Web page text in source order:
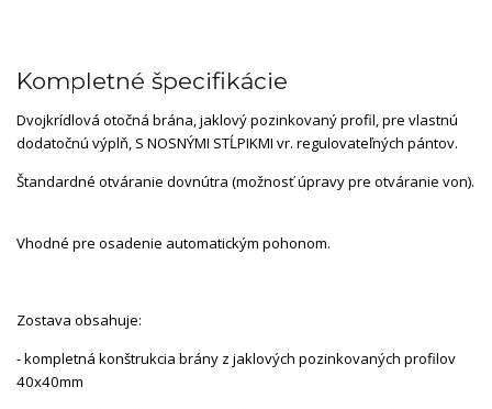
Kompletné špecifikácie
Dvojkrídlová otočná brána, jaklový pozinkovaný profil, pre vlastnú
dodatočnú výplň, S NOSNÝMI STĹPIKMI vr. regulovateľných pántov.
Štandardné otváranie dovnútra (možnosť úpravy pre otváranie von).
Vhodné pre osadenie automatickým pohonom.
Zostava obsahuje:
- kompletná konštrukcia brány z jaklových pozinkovaných profilov
40x40mm